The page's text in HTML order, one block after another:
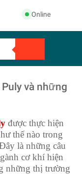
Online
và những
được thực hiện
thế nào trong
là những câu
cơ khí hiện
những thị trường